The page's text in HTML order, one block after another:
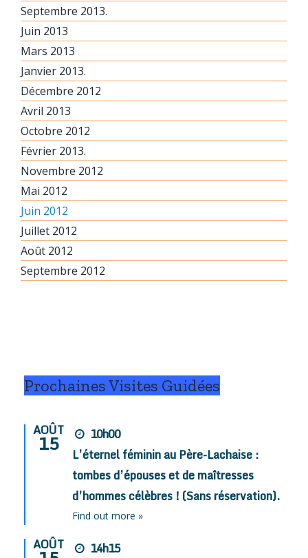
Septembre 2013.
Juin 2013
Mars 2013
Janvier 2013.
Décembre 2012
Avril 2013
Octobre 2012
Février 2013.
Novembre 2012
Mai 2012
Juin 2012
Juillet 2012
Août 2012
Septembre 2012
Prochaines Visites Guidées
AOÛT
15
10h00
L’éternel féminin au Père-Lachaise :
tombes d’épouses et de maîtresses
d’hommes célèbres ! (Sans réservation).
Find out more »
AOÛT
14h15